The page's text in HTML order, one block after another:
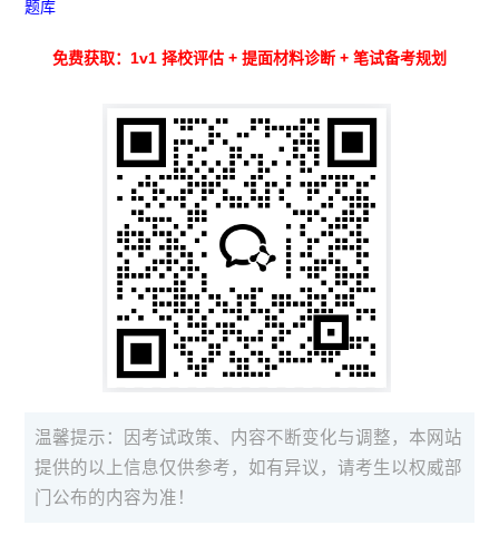
题库
免费获取：1v1 择校评估 + 提面材料诊断 + 笔试备考规划
温馨提示：因考试政策、内容不断变化与调整，本网站
提供的以上信息仅供参考，如有异议，请考生以权威部
门公布的内容为准！